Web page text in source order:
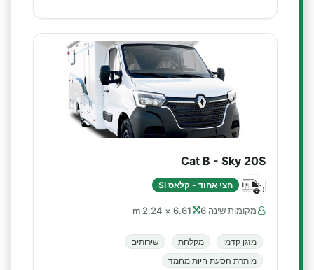
Cat B - Sky 20S
חצי אחוד - קלאס SI
מקומות שינה 6 6.61 × 2.24 m
מזגן קדמי מקלחת
שירותים
מותרת הסעת חיות מחמד